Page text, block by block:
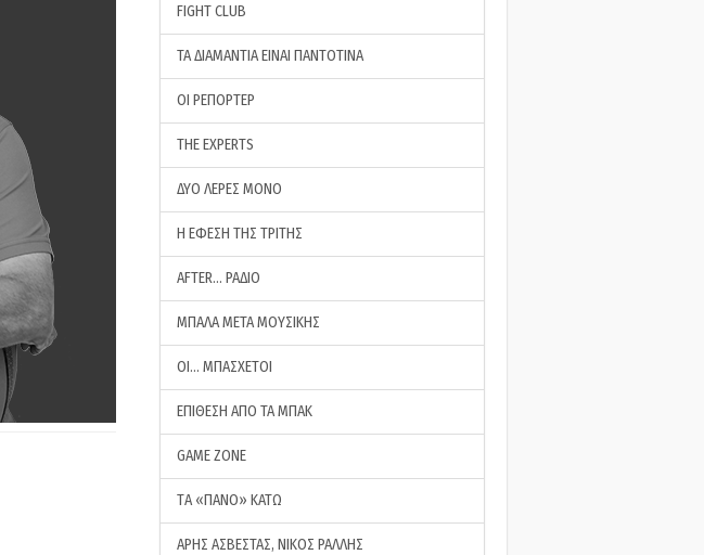
FIGHT CLUB
ΤΑ ΔΙΑΜΑΝΤΙΑ ΕΙΝΑΙ ΠΑΝΤΟΤΙΝΑ
ΟΙ ΡΕΠΟΡΤΕΡ
THE EXPERTS
ΔΥΟ ΛΕΡΕΣ ΜΟΝΟ
Η ΕΦΕΣΗ ΤΗΣ ΤΡΙΤΗΣ
AFTER… ΡΑΔΙΟ
ΜΠΑΛΑ ΜΕΤΑ ΜΟΥΣΙΚΗΣ
ΟΙ… ΜΠΑΣΧΕΤΟΙ
ΕΠΙΘΕΣΗ ΑΠΟ ΤΑ ΜΠΑΚ
GAME ZONE
ΤA «ΠΑΝΟ» ΚΑΤΩ
ΑΡΗΣ ΑΣΒΕΣΤΑΣ, ΝΙΚΟΣ ΡΑΛΛΗΣ